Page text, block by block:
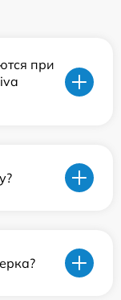
при